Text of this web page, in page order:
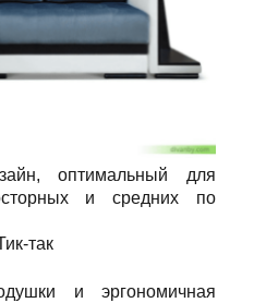
оптимальный для
и средних по
так
и эргономичная